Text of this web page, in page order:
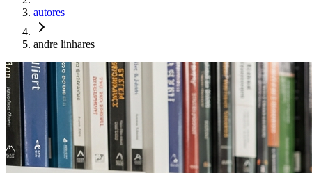
autores
andre linhares